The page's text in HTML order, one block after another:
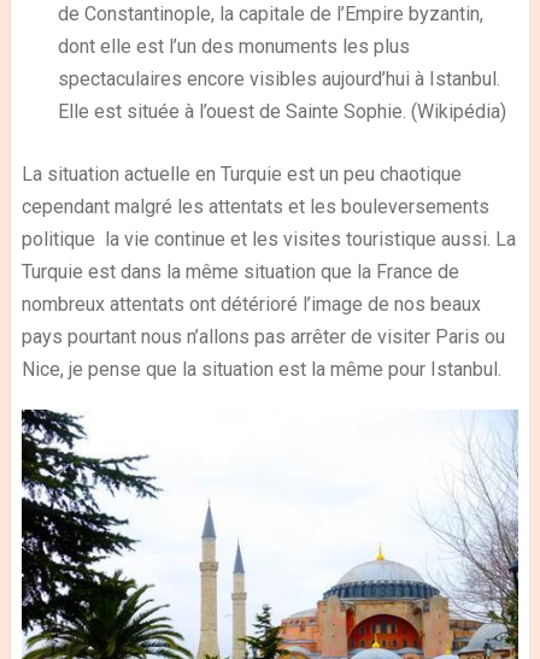
de Constantinople, la capitale de l’Empire byzantin,
dont elle est l’un des monuments les plus
spectaculaires encore visibles aujourd’hui à Istanbul.
Elle est située à l’ouest de Sainte Sophie. (Wikipédia)
La situation actuelle en Turquie est un peu chaotique
cependant malgré les attentats et les bouleversements
politique la vie continue et les visites touristique aussi. La
Turquie est dans la même situation que la France de
nombreux attentats ont détérioré l’image de nos beaux
pays pourtant nous n’allons pas arrêter de visiter Paris ou
Nice, je pense que la situation est la même pour Istanbul.